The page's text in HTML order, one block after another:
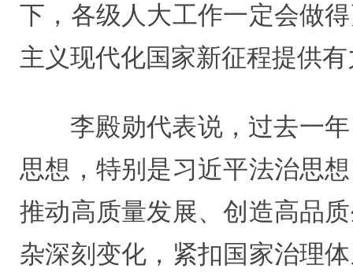
下，各级人大工作一定会做
主义现代化国家新征程提供
李殿勋代表说，过去一
思想，特别是习近平法治思
推动高质量发展、创造高品
杂深刻变化，紧扣国家治理